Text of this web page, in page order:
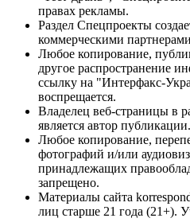
правах рекламы.
Раздел Спецпроекты
коммерческими
Любое копирование,
другое распространение
ссылку на "Интерфакс-
воспрещается.
Владелец веб-страницы в
является автор публикации.
Любое копирование,
фотографий и/или
принадлежащих
запрещено.
Материалы сайта
лиц старше 21 года (21+).